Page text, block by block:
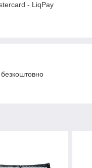
- LiqPay